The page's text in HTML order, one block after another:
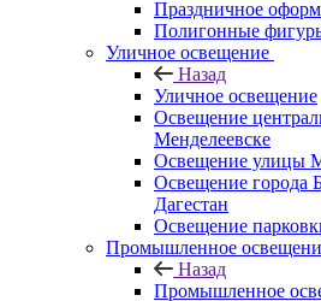
Праздничное
Полигонные
Уличное освещение
Назад
Уличное освещение
Освещение
Менделеевске
Освещение улицы
Освещение города
Дагестан
Освещение
Промышленное
Назад
Промышленное